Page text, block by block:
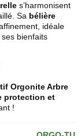
s’harmonisent
Sa bélière
idéale
bienfaits
Orgonite Arbre
protection et
!